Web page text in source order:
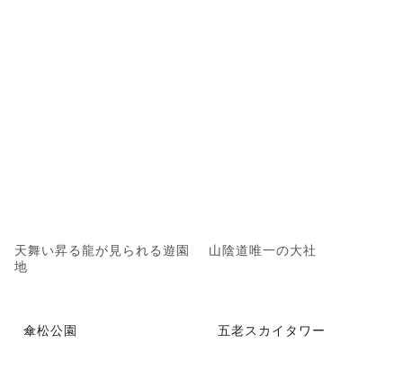
天舞い昇る龍が見られる遊園
地
山陰道唯一の大社
傘松公園 五老スカイタワー